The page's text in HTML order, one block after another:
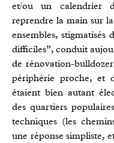
et/ou un calendrier
reprendre la main sur
ensembles, stigmatisés
difficiles”, conduit
de rénovation-
périphérie proche, et
étaient bien autant
des quartiers
techniques (les
une réponse simpliste,